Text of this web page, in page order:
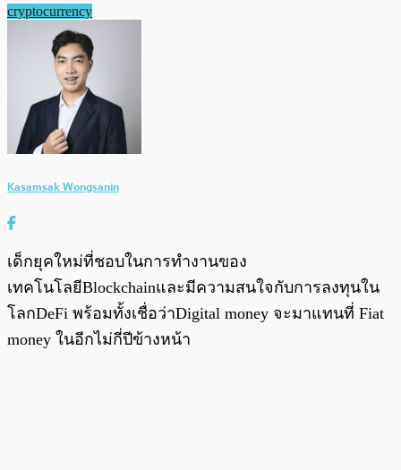
cryptocurrency
Kasamsak Wongsanin
เด็กยุคใหม่ที่ชอบในการทำงานของ
เทคโนโลยีBlockchainและมีความสนใจกับการลงทุนใน
โลกDeFi พร้อมทั้งเชื่อว่าDigital money จะมาแทนที่ Fiat
money ในอีกไม่กี่ปีข้างหน้า